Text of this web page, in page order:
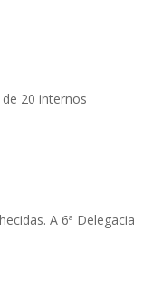
20 internos
A 6ª Delegacia